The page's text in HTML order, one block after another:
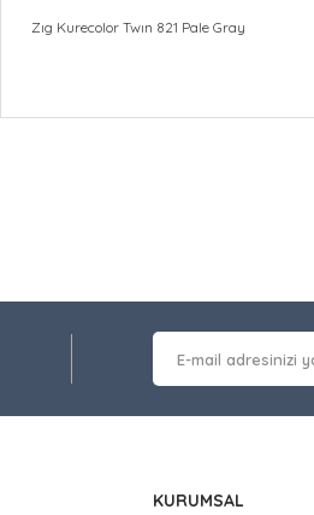
Zıg Kurecolor Twın 821 Pale Gray
Ürün fiyatı diğer sitelerden daha pahalı.
KURUMSAL